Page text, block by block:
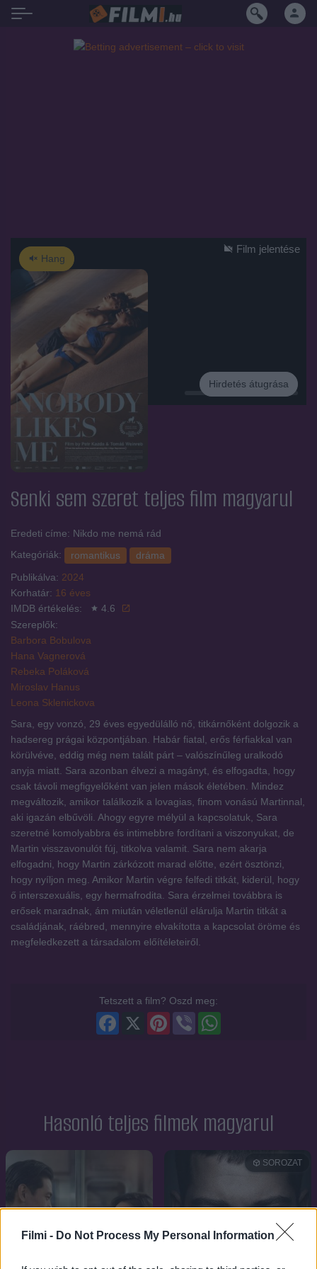
Filmi - Do Not Process My Personal Information
Hang
Hirdetés
Hirdetés átugrása
Film jelentése
Senki sem szeret teljes film magyarul
Eredeti címe: Nikdo me nemá rád
Kategóriák:
romantikus
dráma
Publikálva: 2024
Korhatár: 16 éves
IMDB értékelés:
4.6
Szereplők:
Barbora Bobulova
Hana Vagnerová
Rebeka Poláková
Miroslav Hanus
Leona Sklenickova
Sara, egy vonzó, 29 éves egyedülálló nő, titkárnőként dolgozik a
hadsereg prágai központjában. Habár fiatal, erős férfiakkal van
körülvéve, eddig még nem talált párt – valószínűleg uralkodó
anyja miatt. Sara azonban élvezi a magányt, és elfogadta, hogy
csak távoli megfigyelőként van jelen mások életében. Mindez
megváltozik, amikor találkozik a lovagias, finom vonású Martinnal,
aki igazán elbűvöli. Ahogy egyre mélyül a kapcsolatuk, Sara
szeretné komolyabbra és intimebbre fordítani a viszonyukat, de
Martin visszavonulót fúj, titkolva valamit. Sara nem akarja
elfogadni, hogy Martin zárkózott marad előtte, ezért ösztönzi,
hogy nyíljon meg. Amikor Martin végre felfedi titkát, kiderül, hogy
ő interszexuális, egy hermafrodita. Sara érzelmei továbbra is
erősek maradnak, ám miután véletlenül elárulja Martin titkát a
családjának, ráébred, mennyire elvakította a kapcsolat öröme és
megfeledkezett a társadalom előítéleteiről.
Tetszett a film? Oszd meg:
Viber
Pinterest
Facebook
Hasonló teljes filmek magyarul
SOROZAT